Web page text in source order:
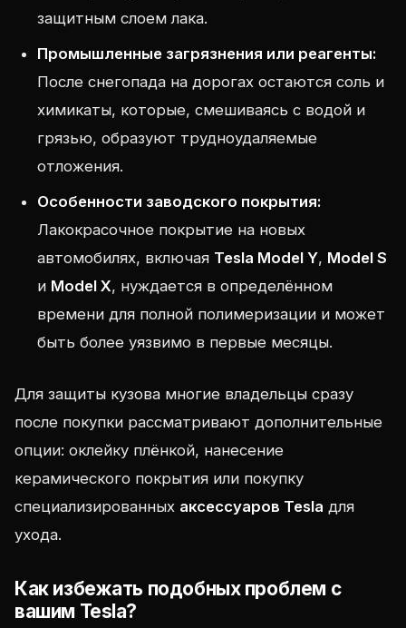
защитным слоем лака.
Промышленные загрязнения или реагенты:
После снегопада на дорогах остаются соль и
химикаты, которые, смешиваясь с водой и
грязью, образуют трудноудаляемые
отложения.
Особенности заводского покрытия:
Лакокрасочное покрытие на новых
автомобилях, включая Tesla Model Y, Model S
и Model X, нуждается в определённом
времени для полной полимеризации и может
быть более уязвимо в первые месяцы.
Для защиты кузова многие владельцы сразу
после покупки рассматривают дополнительные
опции: оклейку плёнкой, нанесение
керамического покрытия или покупку
специализированных аксессуаров Tesla для
ухода.
Как избежать подобных проблем с
вашим Tesla?